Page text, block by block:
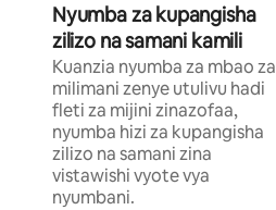
Nyumba za kupangisha
zilizo na samani kamili
Kuanzia nyumba za mbao za
milimani zenye utulivu hadi
fleti za mijini zinazofaa,
nyumba hizi za kupangisha
zilizo na samani zina
vistawishi vyote vya
nyumbani.